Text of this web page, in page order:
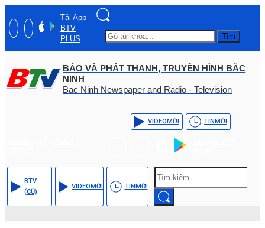
Tải App
BTV
PLUS
Tìm
BÁO VÀ PHÁT THANH, TRUYỀN HÌNH BẮC
NINH
Bac Ninh Newspaper and Radio - Television
VIDEOMỚI TINMỚI
BTV
(CŨ)
VIDEOMỚI TINMỚI